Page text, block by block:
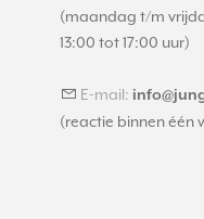
(maandag t/m
13:00 tot 17:00 uur)
E-mail:
(reactie binnen één